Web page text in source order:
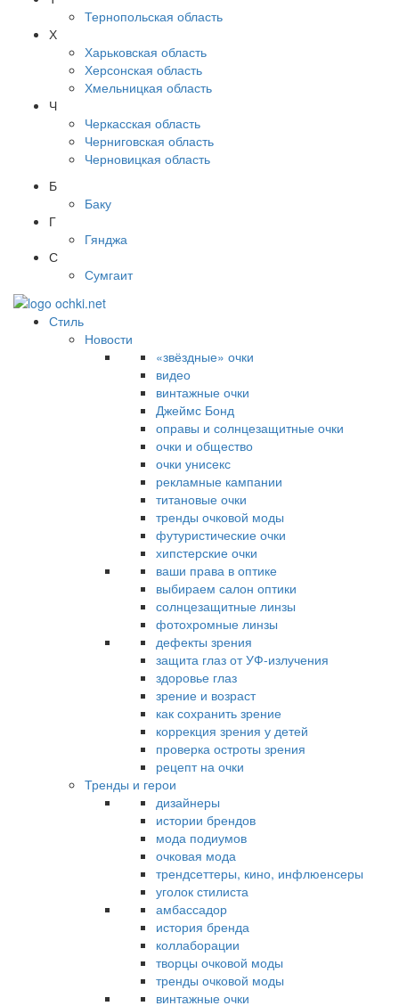
Тернопольская область
Х
Харьковская область
Херсонская область
Хмельницкая область
Ч
Черкасская область
Черниговская область
Черновицкая область
Б
Баку
Г
Гянджа
С
Сумгаит
Стиль
Новости
«звёздные» очки
видео
винтажные очки
Джеймс Бонд
оправы и солнцезащитные очки
очки и общество
очки унисекс
рекламные кампании
титановые очки
тренды очковой моды
футуристические очки
хипстерские очки
ваши права в оптике
выбираем салон оптики
солнцезащитные линзы
фотохромные линзы
дефекты зрения
защита глаз от УФ-излучения
здоровье глаз
зрение и возраст
как сохранить зрение
коррекция зрения у детей
проверка остроты зрения
рецепт на очки
Тренды и герои
дизайнеры
истории брендов
мода подиумов
очковая мода
трендсеттеры, кино, инфлюенсеры
уголок стилиста
амбассадор
история бренда
коллаборации
творцы очковой моды
тренды очковой моды
винтажные очки